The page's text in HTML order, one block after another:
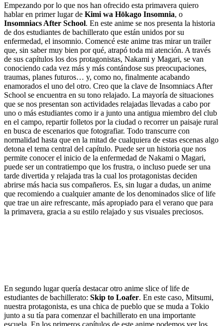
Empezando por lo que nos han ofrecido esta primavera quiero
hablar en primer lugar de Kimi wa Hōkago Insomnia, o
Insomniacs After School. En este anime se nos presenta la historia
de dos estudiantes de bachillerato que están unidos por su
enfermedad, el insomnio. Comencé este anime tras mirar un trailer
que, sin saber muy bien por qué, atrapó toda mi atención. A través
de sus capítulos los dos protagonistas, Nakami y Magari, se van
conociendo cada vez más y más contándose sus preocupaciones,
traumas, planes futuros… y, como no, finalmente acabando
enamorados el uno del otro. Creo que la clave de Insomniacs After
School se encuentra en su tono relajado. La mayoría de situaciones
que se nos presentan son actividades relajadas llevadas a cabo por
uno o más estudiantes como ir a junto una antigua miembro del club
en el campo, repartir folletos por la ciudad o recorrer un paisaje rural
en busca de escenarios que fotografiar. Todo transcurre con
normalidad hasta que en la mitad de cualquiera de estas escenas algo
detona el tema central del capítulo. Puede ser un historia que nos
permite conocer el inicio de la enfermedad de Nakami o Magari,
puede ser un contratiempo que los frustra, o incluso puede ser una
tarde divertida y relajada tras la cual los protagonistas deciden
abrirse más hacia sus compañeros. Es, sin lugar a dudas, un anime
que recomiendo a cualquier amante de los denominados slice of life
que trae un aire refrescante, más apropiado para el verano que para
la primavera, gracia a su estilo relajado y sus visuales preciosos.
En segundo lugar quería destacar otro anime slice of life de
estudiantes de bachillerato: Skip to Loafer. En este caso, Mitsumi,
nuestra protagonista, es una chica de pueblo que se muda a Tokio
junto a su tía para comenzar el bachillerato en una importante
escuela. En los primeros capítulos de este anime podemos ver los